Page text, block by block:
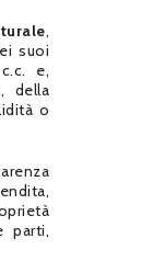
,
suoi
e,
della
o
parti,